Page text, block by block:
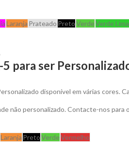
Laranja Prateado PretoVerdeVerde Lima
para ser
disponível em várias cores.
não personalizado. Contacte-nos
Laranja PretoVerdeVermelho